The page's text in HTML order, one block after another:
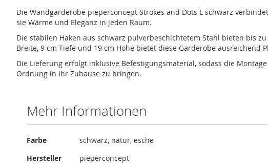
Bildergalerie
springen
Die Wandgarderobe pieperconcept Strokes and Dots L schwarz
sie Wärme und Eleganz in jeden Raum.
Die stabilen Haken aus schwarz pulverbeschichtetem Stahl bieten bis
Breite, 9 cm Tiefe und 19 cm Höhe bietet diese Garderobe ausreichend
Die Lieferung erfolgt inklusive Befestigungsmaterial, sodass die
Ordnung in Ihr Zuhause zu bringen.
Mehr Informationen
Mehr
Farbe
schwarz, natur, esche
Hersteller
pieperconcept